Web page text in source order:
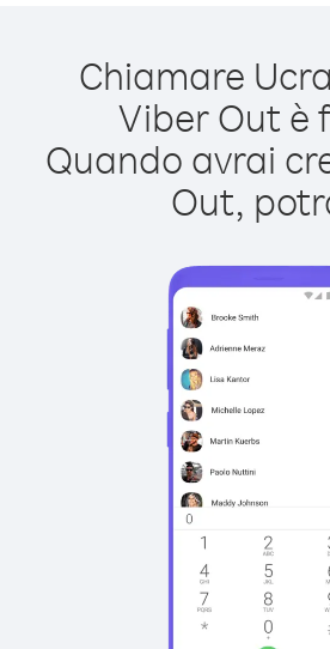
Chiamare
Viber Out è
Quando avrai
Out,